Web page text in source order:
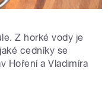
Z horké vody je
cedníky se
Hoření a Vladimíra